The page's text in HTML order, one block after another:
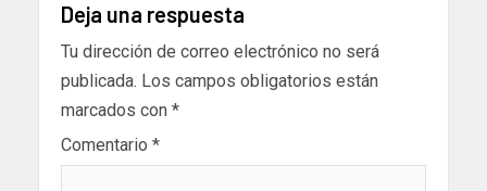
Deja una respuesta
Tu dirección de correo electrónico no será
publicada. Los campos obligatorios están
marcados con *
Comentario *